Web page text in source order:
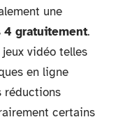
une
4 gratuitement.
vidéo telles
en ligne
réductions
certains